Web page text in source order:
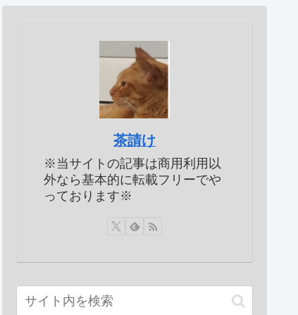
茶請け
※当サイトの記事は商用利用以
外なら基本的に転載フリーでや
っております※